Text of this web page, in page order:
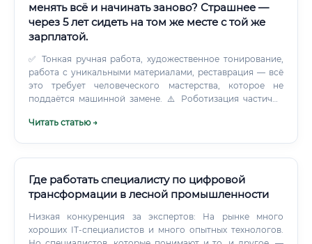
менять всё и начинать заново? Страшнее —
через 5 лет сидеть на том же месте с той же
зарплатой.
✅ Тонкая ручная работа, художественное тонирование,
работа с уникальными материалами, реставрация — всё
это требует человеческого мастерства, которое не
поддаётся машинной замене. ⚠️ Роботизация частично
— и то лишь в части стандартных операций.
Читать статью →
Где работать специалисту по цифровой
трансформации в лесной промышленности
Низкая конкуренция за экспертов: На рынке много
хороших IT-специалистов и много опытных технологов.